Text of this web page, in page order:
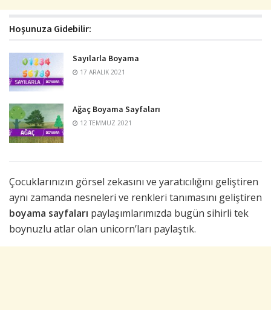
Hoşunuza Gidebilir:
Sayılarla Boyama
17 ARALIK 2021
Ağaç Boyama Sayfaları
12 TEMMUZ 2021
Çocuklarınızın görsel zekasını ve yaratıcılığını geliştiren
aynı zamanda nesneleri ve renkleri tanımasını geliştiren
boyama sayfaları paylaşımlarımızda bugün sihirli tek
boynuzlu atlar olan unicorn’ları paylaştık.